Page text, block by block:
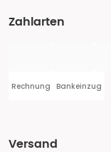
Zahlarten
Rechnung Bankeinzug
Versand